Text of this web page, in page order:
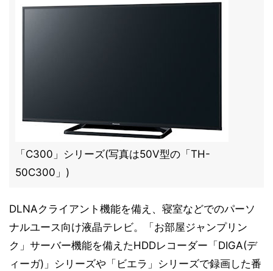
「C300」シリーズ(写真は50V型の「TH-
50C300」)
DLNAクライアント機能を備え、寝室などでのパーソ
ナルユース向け液晶テレビ。「お部屋ジャンプリン
ク」サーバー機能を備えたHDDレコーダー「DIGA(デ
ィーガ)」シリーズや「ビエラ」シリーズで録画した番